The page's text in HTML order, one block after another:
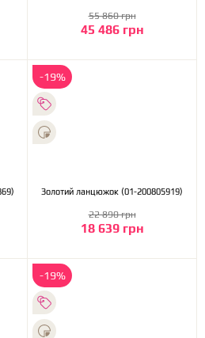
45 486 грн
55 860 грн
-19%
Золотий ланцюжок (01-200805919)
18 639 грн
22 890 грн
-19%